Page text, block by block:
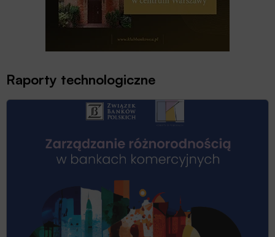
Raporty technologiczne